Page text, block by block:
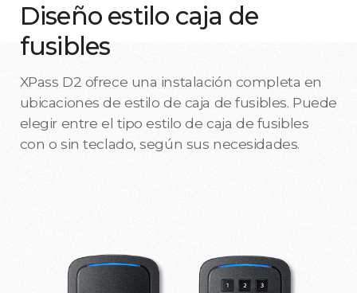
Diseño estilo caja de
fusibles
XPass D2 ofrece una instalación completa en
ubicaciones de estilo de caja de fusibles. Puede
elegir entre el tipo estilo de caja de fusibles
con o sin teclado, según sus necesidades.